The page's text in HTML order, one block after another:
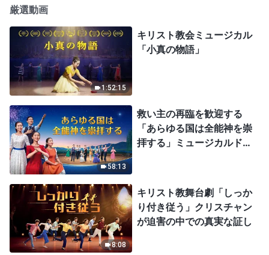
厳選動画
1:52:15
キリスト教会ミュージカル
「小真の物語」
58:13
救い主の再臨を歓迎する
「あらゆる国は全能神を崇
拝する」ミュージカルドラ
8:08
キリスト教舞台劇「しっか
り付き従う」クリスチャン
が迫害の中での真実な証し